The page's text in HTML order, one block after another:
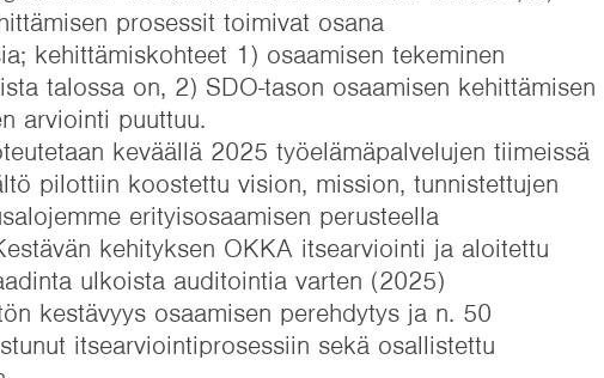
prosessit toimivat osana
kehittämiskohteet 1) osaamisen tekeminen
talossa on, 2) SDO-tason osaamisen kehittämisen
arviointi puuttuu.
keväällä 2025 työelämäpalvelujen tiimeissä
pilottiin koostettu vision, mission, tunnistettujen
erityisosaamisen perusteella
kehityksen OKKA itsearviointi ja aloitettu
ulkoista auditointia varten (2025)
kestävyys osaamisen perehdytys ja n. 50
itsearviointiprosessiin sekä osallistettu